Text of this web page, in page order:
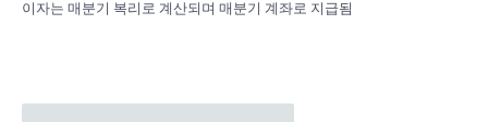
이자는 매분기 복리로 계산되며 매분기 계좌로 지급됨